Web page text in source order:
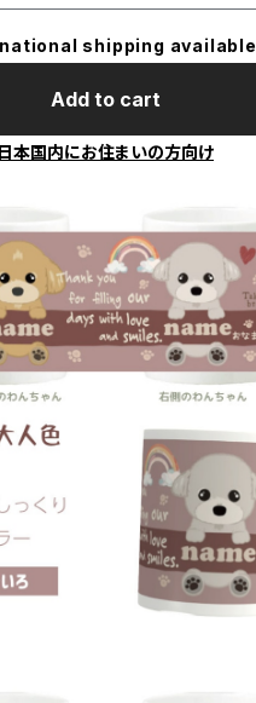
shipping available
Add to cart
日本国内にお住まいの方向け